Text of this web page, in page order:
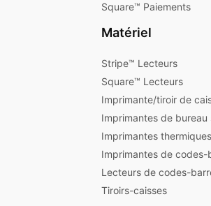
Square™ Paiements
Matériel
Stripe™ Lecteurs
Square™ Lecteurs
Imprimante/tiroir de
Imprimantes de bureau
Imprimantes
Imprimantes de codes-
Lecteurs de codes-
Tiroirs-caisses